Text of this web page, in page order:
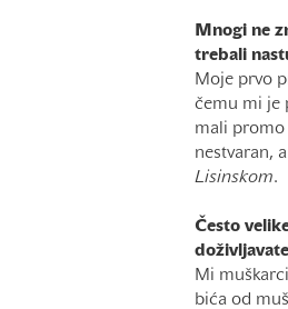
Mnogi ne
trebali
Moje prvo
čemu mi je
mali promo
nestvaran,
Lisinskom.
Često
Mi
bića od